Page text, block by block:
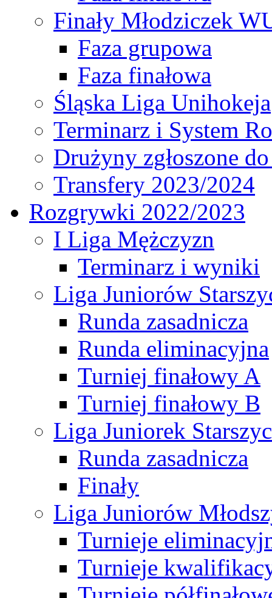
Finały Młodziczek
Faza grupowa
Faza finałowa
Śląska Liga Unihokeja
Terminarz i System
Drużyny zgłoszone
Transfery 2023/2024
Rozgrywki 2022/2023
I Liga Mężczyzn
Terminarz i wyniki
Liga Juniorów
Runda zasadnicza
Runda eliminacyjna
Turniej finałowy A
Turniej finałowy B
Liga Juniorek
Runda zasadnicza
Finały
Liga Juniorów
Turnieje
Turnieje